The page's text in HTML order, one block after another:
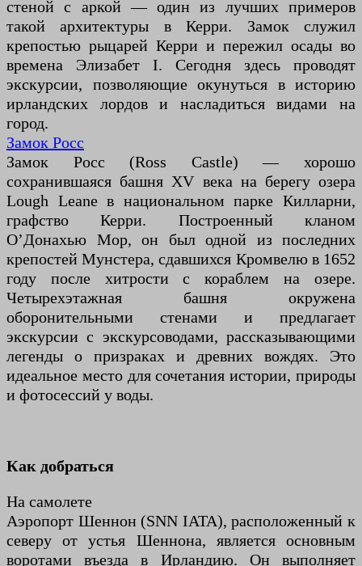
стеной с аркой — один из лучших примеров
такой архитектуры в Керри. Замок служил
крепостью рыцарей Керри и пережил осады во
времена Элизабет I. Сегодня здесь проводят
экскурсии, позволяющие окунуться в историю
ирландских лордов и насладиться видами на
город.
Замок Росс
Замок Росс (Ross Castle) — хорошо
сохранившаяся башня XV века на берегу озера
Lough Leane в национальном парке Килларни,
графство Керри. Построенный кланом
О’Донахью Мор, он был одной из последних
крепостей Мунстера, сдавшихся Кромвелю в 1652
году после хитрости с кораблем на озере.
Четырехэтажная башня окружена
оборонительными стенами и предлагает
экскурсии с экскурсоводами, рассказывающими
легенды о призраках и древних вождях. Это
идеальное место для сочетания истории, природы
и фотосессий у воды.
Как добраться
На самолете
Аэропорт Шеннон (SNN IATA), расположенный к
северу от устья Шеннона, является основным
воротами въезда в Ирландию. Он выполняет